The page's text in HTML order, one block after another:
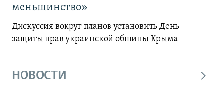
меньшинство»
Дискуссия вокруг планов установить День
защиты прав украинской общины Крыма
НОВОСТИ